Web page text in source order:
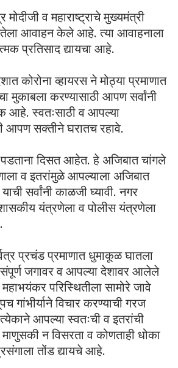
व महाराष्ट्राचे मुख्यमंत्री
आवाहन केले आहे. त्या आवाहनाला
प्रतिसाद द्यायचा आहे.
कोरोना व्हायरस ने मोठ्या प्रमाणात
मुकाबला करण्यासाठी आपण सर्वांनी
आहे. स्वतःसाठी व आपल्या
आपण सक्तीने घरातच रहावे.
दिसत आहेत. हे अजिबात चांगले
व इतरांमुळे आपल्याला अजिबात
सर्वांनी काळजी घ्यावी. नगर
यंत्रणेला व पोलीस यंत्रणेला
प्रचंड प्रमाणात धुमाकूळ घातला
जगावर व आपल्या देशावर आलेले
परिस्थितीला सामोरे जावे
गांभीर्याने विचार करण्याची गरज
आपल्या स्वतःची व इतरांची
न विसरता व कोणताही धोका
तोंड द्यायचे आहे.